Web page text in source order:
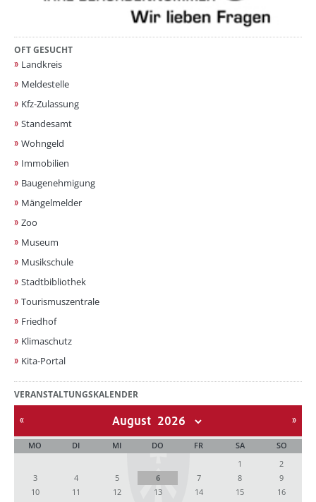
OFT GESUCHT
Landkreis
Meldestelle
Kfz-Zulassung
Standesamt
Wohngeld
Immobilien
Baugenehmigung
Mängelmelder
Zoo
Museum
Musikschule
Stadtbibliothek
Tourismuszentrale
Friedhof
Klimaschutz
Kita-Portal
VERANSTALTUNGSKALENDER
August
MO DI MI DO FR SA
SO
1
2
3
4 5 6 7 8
9
10
11 12 13 14 15
16